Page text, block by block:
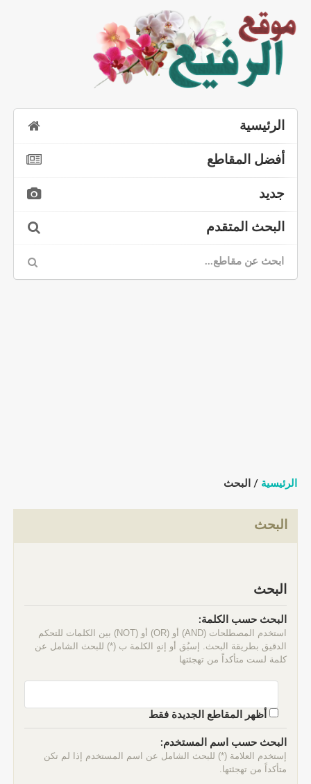
الرئيسية
أفضل المقاطع
جديد
البحث المتقدم
الرئيسية / البحث
البحث
البحث
البحث حسب الكلمة:
استخدم المصطلحات (AND) أو (OR) أو (NOT) بين الكلمات للتحكم
الدقيق بطريقة البحث. إسبُق أو إنهٍ الكلمة ب (*) للبحث الشامل عن
كلمة لست متأكداً من تهجئتها
أظهر المقاطع الجديدة فقط
البحث حسب اسم المستخدم:
إستخدم العلامة (*) للبحث الشامل عن اسم المستخدم إذا لم تكن
متأكداً من تهجئتها.